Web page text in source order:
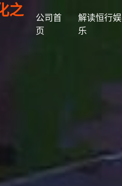
之
公司首
页
解读恒行娱
乐